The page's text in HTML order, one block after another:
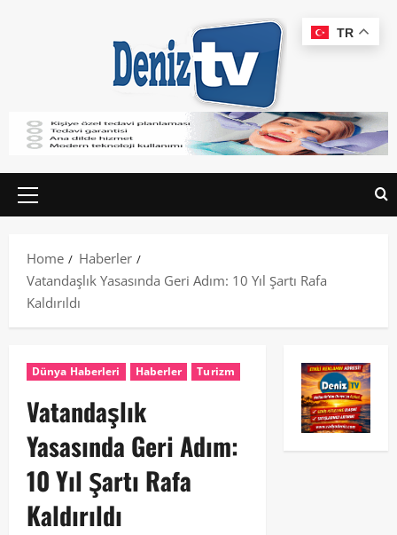
Home
Haberler
Vatandaşlık Yasasında Geri Adım: 10 Yıl Şartı Rafa
Kaldırıldı
Dünya Haberleri Haberler Turizm
Vatandaşlık
Yasasında Geri Adım:
10 Yıl Şartı Rafa
Kaldırıldı
TR